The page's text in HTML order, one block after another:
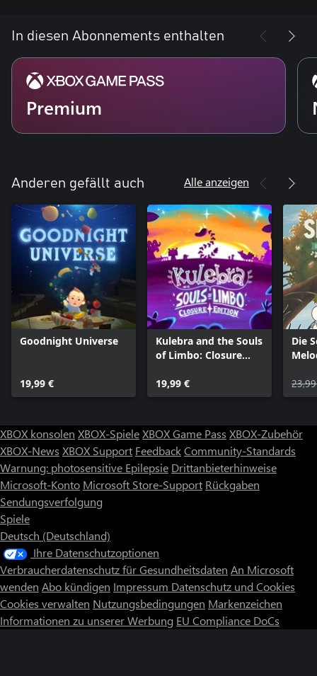
In diesen Abonnements enthalten
Premium
Anderen gefällt auch Alle anzeigen
Goodnight Universe
19,99 €
Kulebra and the Souls
of Limbo: Closure
19,99 €
Die
XBOX konsolen XBOX-SpieleXBOX Game Pass XBOX-Zubehör
XBOX-News XBOX Support FeedbackCommunity-Standards
Warnung: photosensitive Epilepsie Drittanbieterhinweise
Microsoft-Konto Microsoft Store-Support Rückgaben
Sendungsverfolgung
Spiele
Deutsch (Deutschland)
Ihre Datenschutzoptionen
Verbraucherdatenschutz für Gesundheitsdaten An Microsoft
wenden Abo kündigen Impressum Datenschutz und Cookies
Cookies verwalten Nutzungsbedingungen Markenzeichen
Informationen zu unserer Werbung EU Compliance DoCs